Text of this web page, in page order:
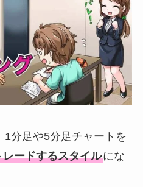
分足や5分足チャートを
ードするスタイルにな